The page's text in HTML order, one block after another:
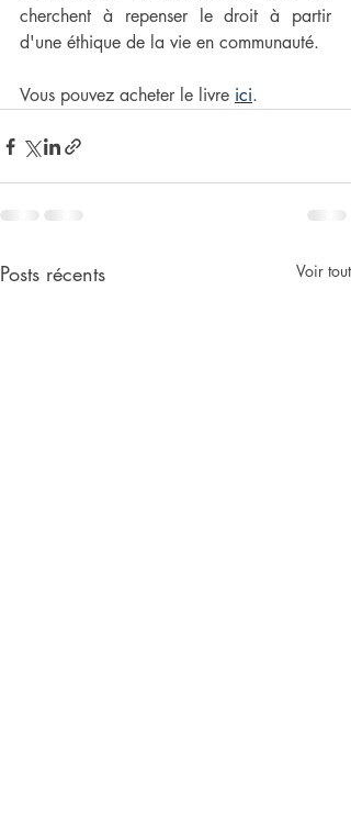
cherchent à repenser le droit à partir
d'une éthique de la vie en communauté.
Vous pouvez acheter le livre ici.
Posts récents Voir tout